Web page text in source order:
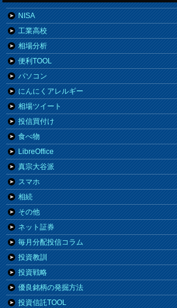
NISA
工業高校
相場分析
便利TOOL
パソコン
にんにくアレルギー
相場ツイート
投信買付け
食べ物
LibreOffice
真宗大谷派
スマホ
相続
その他
ネット証券
毎月分配投信コラム
投資教訓
投資戦略
優良銘柄の発掘方法
投資信託TOOL